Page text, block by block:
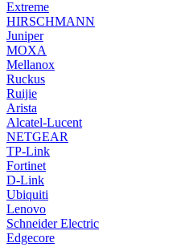
Extreme
HIRSCHMANN
Juniper
MOXA
Mellanox
Ruckus
Ruijie
Arista
Alcatel-Lucent
NETGEAR
TP-Link
Fortinet
D-Link
Ubiquiti
Lenovo
Schneider Electric
Edgecore